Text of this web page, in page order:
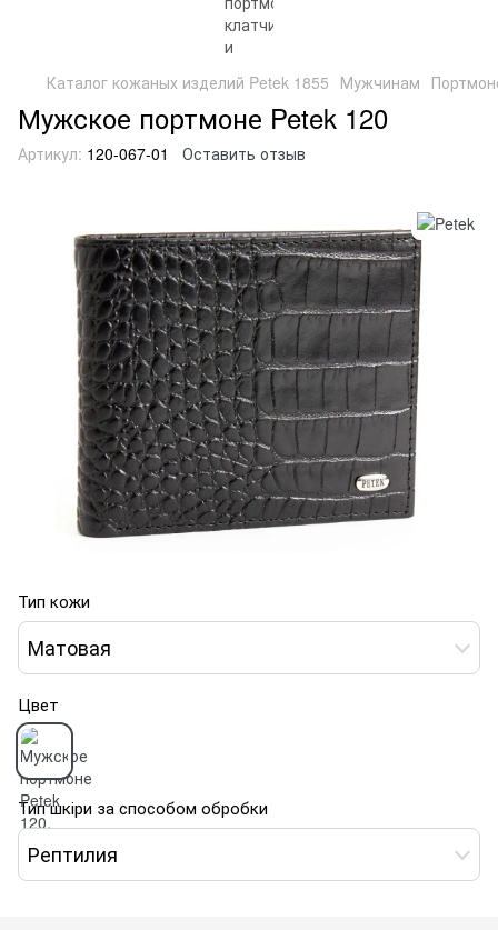
Каталог кожаных изделий Petek 1855 Мужчинам
Мужское портмоне Petek 120
Артикул: 120-067-01 Оставить отзыв
Тип кожи
Матовая
Цвет
Тип шкіри за способом обробки
Рептилия